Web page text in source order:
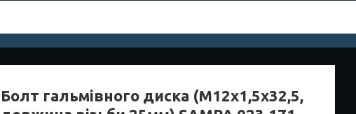
Болт гальмівного диска (M12x1,5x32,5,